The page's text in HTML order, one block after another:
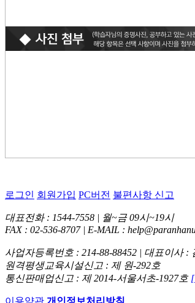
로그인 회원가입 PC버전 불편사항 신고
대표전화 : 1544-7558 | 월~금 09시~19시
FAX : 02-536-8707 | E-MAIL :
사업자등록번호 : 214-88-88452 | 대표이사 :
원격평생교육시설신고 : 제 원-292호
통신판매업신고 : 제 2014-서울서초-1927호